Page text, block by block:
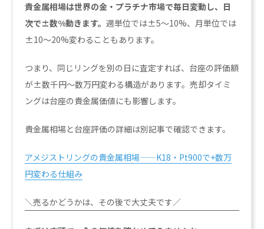
貴金属相場は世界の金・プラチナ市場で毎日変動し、日
次で±数%動きます。週単位では±5〜10%、月単位では
±10〜20%変わることもあります。
つまり、同じリングを別の日に査定すれば、台座の評価額
が±数千円〜数万円変わる構造があります。売却タイミ
ングは台座の貴金属価値にも影響します。
貴金属相場と台座評価の詳細は別記事で確認できます。
アメジストリングの貴金属相場——K18・Pt900で+数万
円変わる仕組み
＼売るかどうかは、その後で大丈夫です／